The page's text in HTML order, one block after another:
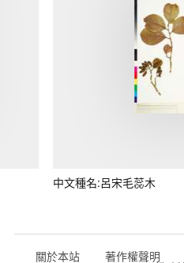
中文種名:呂宋毛蕊木
關於本站 著作權聲明